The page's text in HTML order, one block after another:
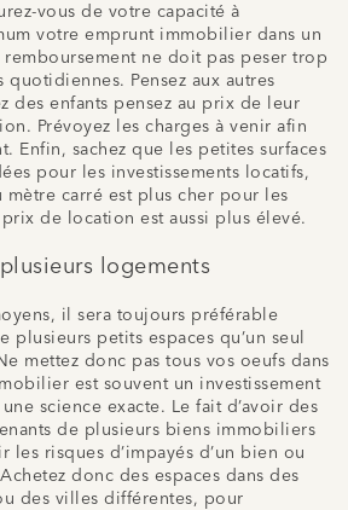
vous de votre capacité à
votre emprunt immobilier dans un
ne doit pas peser trop
quotidiennes. Pensez aux autres
des enfants pensez au prix de leur
Prévoyez les charges à venir afin
Enfin, sachez que les petites surfaces
pour les investissements locatifs,
carré est plus cher pour les
de location est aussi plus élevé.
logements
il sera toujours préférable
plusieurs petits espaces qu’un seul
mettez donc pas tous vos oeufs dans
est souvent un investissement
une science exacte. Le fait d’avoir des
de plusieurs biens immobiliers
les risques d’impayés d’un bien ou
donc des espaces dans des
des villes différentes, pour